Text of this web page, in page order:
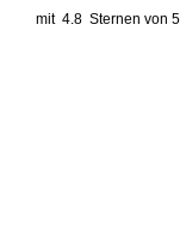
mit 4.8 Sternen von 5